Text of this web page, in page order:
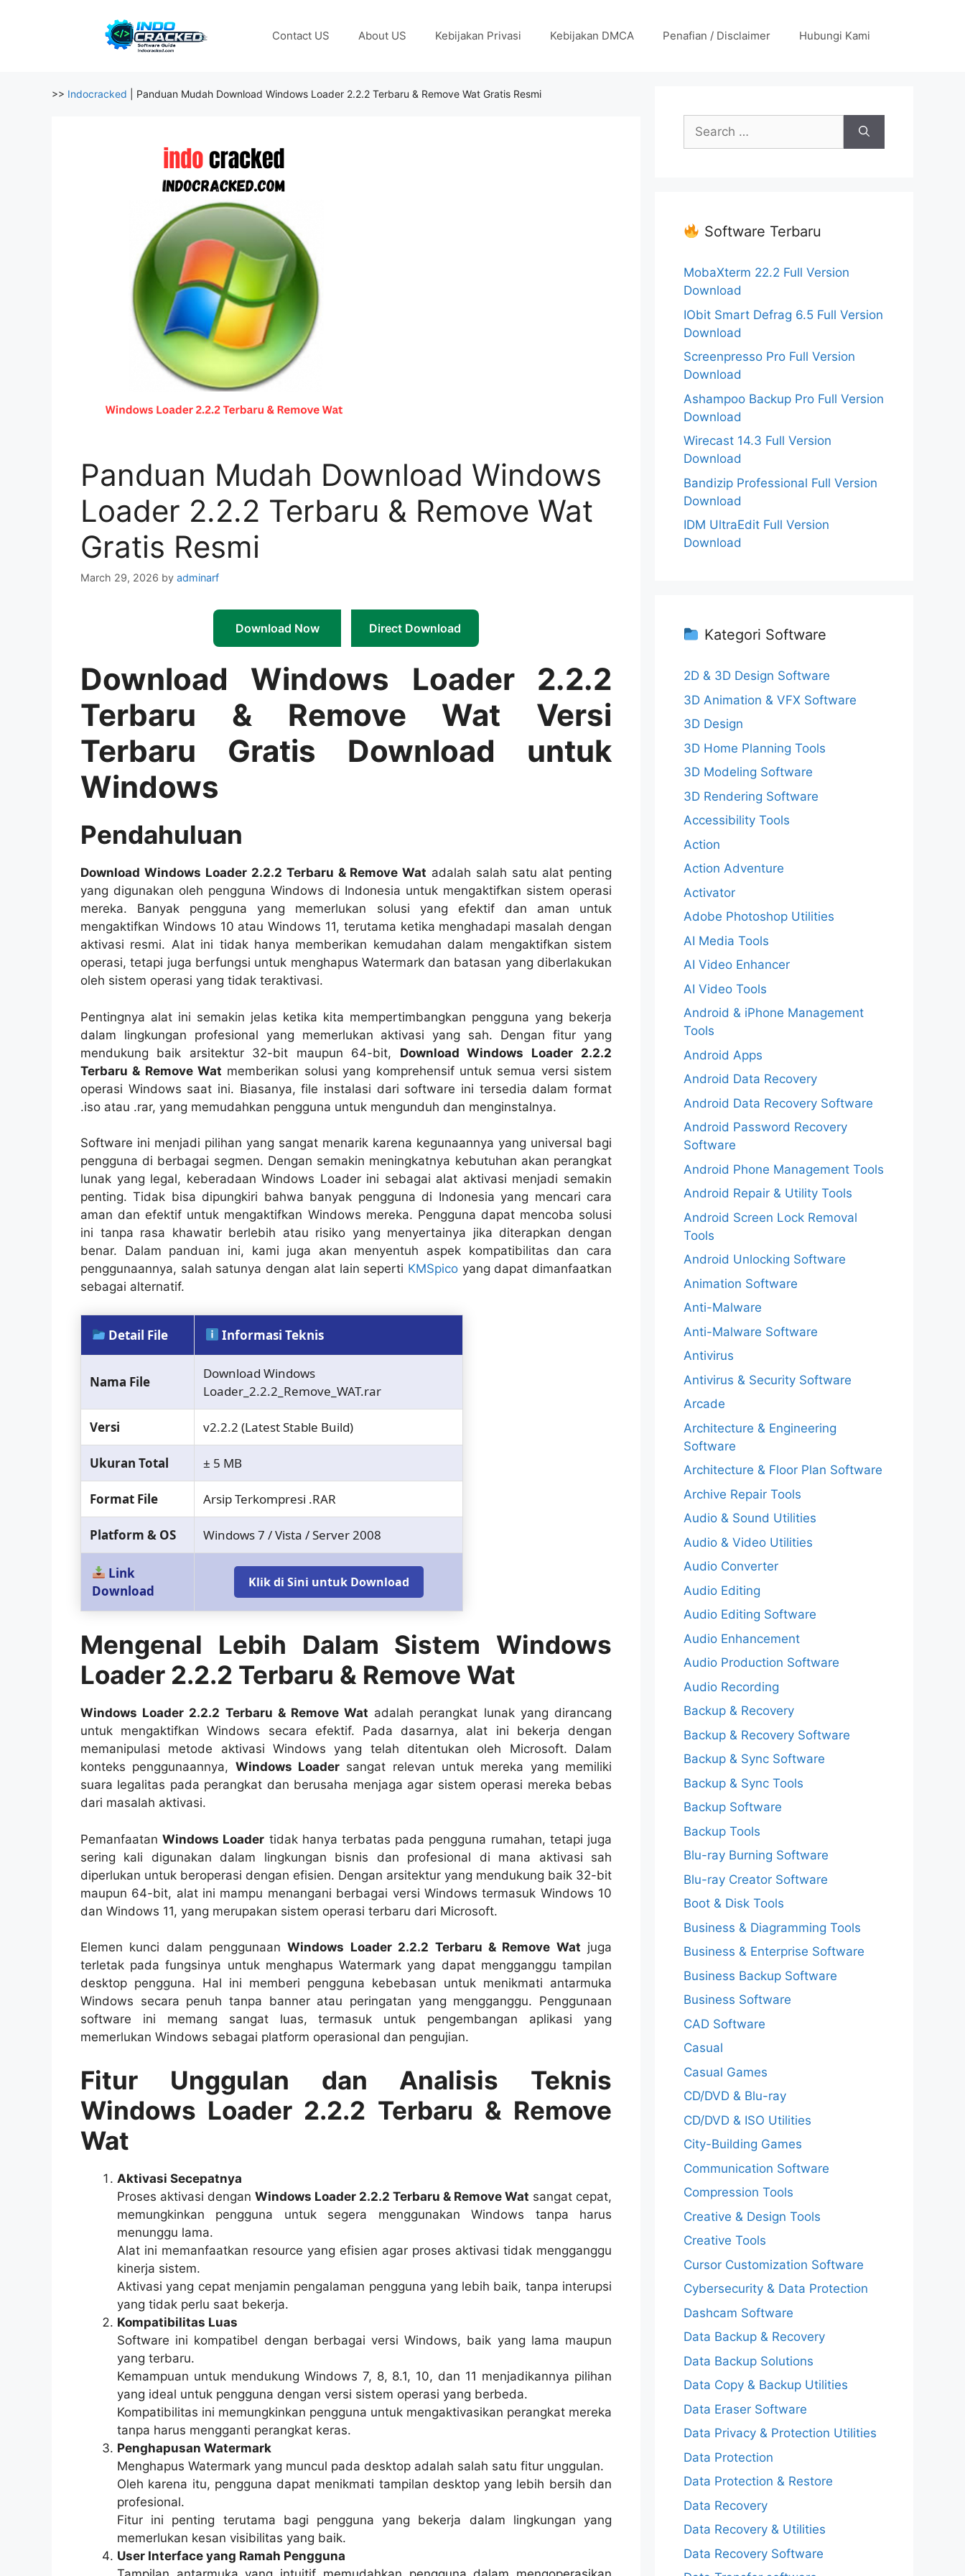
Contact US About US Kebijakan Privasi Kebijakan DMCA Penafian / Disclaimer Hubungi Kami
>> Indocracked Panduan Mudah Download Windows Loader 2.2.2 Terbaru & Remove Wat Gratis Resmi
Panduan Mudah Download Windows
Loader 2.2.2 Terbaru & Remove Wat
Gratis Resmi
March 29, 2026 by adminarf
Download Now Direct Download
Download Windows Loader 2.2.2
Terbaru & Remove Wat Versi
Terbaru Gratis Download untuk
Windows
Pendahuluan
Download Windows Loader 2.2.2 Terbaru & Remove Wat adalah salah satu alat penting
yang digunakan oleh pengguna Windows di Indonesia untuk mengaktifkan sistem operasi
mereka. Banyak pengguna yang memerlukan solusi yang efektif dan aman untuk
mengaktifkan Windows 10 atau Windows 11, terutama ketika menghadapi masalah dengan
aktivasi resmi. Alat ini tidak hanya memberikan kemudahan dalam mengaktifkan sistem
operasi, tetapi juga berfungsi untuk menghapus Watermark dan batasan yang diberlakukan
oleh sistem operasi yang tidak teraktivasi.
Pentingnya alat ini semakin jelas ketika kita mempertimbangkan pengguna yang bekerja
dalam lingkungan profesional yang memerlukan aktivasi yang sah. Dengan fitur yang
mendukung baik arsitektur 32-bit maupun 64-bit, Download Windows Loader
2.2.2
Terbaru & Remove Wat memberikan solusi yang komprehensif untuk semua versi sistem
operasi Windows saat ini. Biasanya, file instalasi dari software ini tersedia dalam format
.iso atau .rar, yang memudahkan pengguna untuk mengunduh dan menginstalnya.
Software ini menjadi pilihan yang sangat menarik karena kegunaannya yang universal bagi
pengguna di berbagai segmen. Dengan semakin meningkatnya kebutuhan akan perangkat
lunak yang legal, keberadaan Windows Loader ini sebagai alat aktivasi menjadi semakin
penting. Tidak bisa dipungkiri bahwa banyak pengguna di Indonesia yang mencari cara
aman dan efektif untuk mengaktifkan Windows mereka. Pengguna dapat mencoba solusi
ini tanpa rasa khawatir berlebih atau risiko yang menyertainya jika diterapkan dengan
benar. Dalam panduan ini, kami juga akan menyentuh aspek kompatibilitas dan cara
penggunaannya, salah satunya dengan alat lain seperti KMSpicoyang dapat dimanfaatkan
sebagai alternatif.
Detail File Informasi Teknis
Nama File
Download Windows
Loader_2.2.2_Remove_WAT.rar
Versi v2.2.2 (Latest Stable Build)
Ukuran Total ± 5 MB
Format File Arsip Terkompresi .RAR
Platform & OS Windows 7 / Vista / Server 2008
Link
Download
Klik di Sini untuk Download
Mengenal Lebih Dalam Sistem Windows
Loader 2.2.2 Terbaru & Remove Wat
Windows Loader 2.2.2 Terbaru & Remove Wat adalah perangkat lunak yang dirancang
untuk mengaktifkan Windows secara efektif. Pada dasarnya, alat ini bekerja dengan
memanipulasi metode aktivasi Windows yang telah ditentukan oleh Microsoft. Dalam
konteks penggunaannya, Windows Loader sangat relevan untuk mereka yang memiliki
suara legalitas pada perangkat dan berusaha menjaga agar sistem operasi mereka bebas
dari masalah aktivasi.
PemanfaatanWindows Loader tidak hanya terbatas pada pengguna rumahan, tetapi juga
sering kali digunakan dalam lingkungan bisnis dan profesional di mana aktivasi sah
diperlukan untuk beroperasi dengan efisien. Dengan arsitektur yang mendukung baik 32-bit
maupun 64-bit, alat ini mampu menangani berbagai versi Windows termasuk Windows 10
dan Windows 11, yang merupakan sistem operasi terbaru dari Microsoft.
Elemen kunci dalam penggunaanWindows Loader 2.2.2 Terbaru & Remove Wat juga
terletak pada fungsinya untuk menghapus Watermark yang dapat mengganggu tampilan
desktop pengguna. Hal ini memberi pengguna kebebasan untuk menikmati antarmuka
Windows secara penuh tanpa banner atau peringatan yang mengganggu. Penggunaan
software ini memang sangat luas, termasuk untuk pengembangan aplikasi yang
memerlukan Windows sebagai platform operasional dan pengujian.
Fitur Unggulan dan Analisis Teknis
Windows Loader 2.2.2 Terbaru & Remove
Wat
Aktivasi Secepatnya
Proses aktivasi dengan Windows Loader 2.2.2 Terbaru & Remove Wat sangat cepat,
memungkinkan pengguna untuk segera menggunakan Windows tanpa harus
menunggu lama.
Alat ini memanfaatkan resource yang efisien agar proses aktivasi tidak mengganggu
kinerja sistem.
Aktivasi yang cepat menjamin pengalaman pengguna yang lebih baik, tanpa interupsi
yang tidak perlu saat bekerja.
Kompatibilitas Luas
Software ini kompatibel dengan berbagai versi Windows, baik yang lama maupun
yang terbaru.
Kemampuan untuk mendukung Windows 7, 8, 8.1, 10, dan 11 menjadikannya pilihan
yang ideal untuk pengguna dengan versi sistem operasi yang berbeda.
Kompatibilitas ini memungkinkan pengguna untuk mengaktivasikan perangkat mereka
tanpa harus mengganti perangkat keras.
Penghapusan Watermark
Menghapus Watermark yang muncul pada desktop adalah salah satu fitur unggulan.
Oleh karena itu, pengguna dapat menikmati tampilan desktop yang lebih bersih dan
profesional.
Fitur ini penting terutama bagi pengguna yang bekerja dalam lingkungan yang
memerlukan kesan visibilitas yang baik.
User Interface yang Ramah Pengguna
Search
for:
Software Terbaru
MobaXterm 22.2 Full Version
Download
IObit Smart Defrag 6.5 Full Version
Download
Screenpresso Pro Full Version
Download
Ashampoo Backup Pro Full Version
Download
Wirecast 14.3 Full Version
Download
Bandizip Professional Full Version
Download
IDM UltraEdit Full Version
Download
Kategori Software
2D & 3D Design Software
3D Animation & VFX Software
3D Design
3D Home Planning Tools
3D Modeling Software
3D Rendering Software
Accessibility Tools
Action
Action Adventure
Activator
Adobe Photoshop Utilities
AI Media Tools
AI Video Enhancer
AI Video Tools
Android & iPhone Management
Tools
Android Apps
Android Data Recovery
Android Data Recovery Software
Android Password Recovery
Software
Android Phone Management Tools
Android Repair & Utility Tools
Android Screen Lock Removal
Tools
Android Unlocking Software
Animation Software
Anti-Malware
Anti-Malware Software
Antivirus
Antivirus & Security Software
Arcade
Architecture & Engineering
Software
Architecture & Floor Plan Software
Archive Repair Tools
Audio & Sound Utilities
Audio & Video Utilities
Audio Converter
Audio Editing
Audio Editing Software
Audio Enhancement
Audio Production Software
Audio Recording
Backup & Recovery
Backup & Recovery Software
Backup & Sync Software
Backup & Sync Tools
Backup Software
Backup Tools
Blu-ray Burning Software
Blu-ray Creator Software
Boot & Disk Tools
Business & Diagramming Tools
Business & Enterprise Software
Business Backup Software
Business Software
CAD Software
Casual
Casual Games
CD/DVD & Blu-ray
CD/DVD & ISO Utilities
City-Building Games
Communication Software
Compression Tools
Creative & Design Tools
Creative Tools
Cursor Customization Software
Cybersecurity & Data Protection
Dashcam Software
Data Backup & Recovery
Data Backup Solutions
Data Copy & Backup Utilities
Data Eraser Software
Data Privacy & Protection Utilities
Data Protection
Data Protection & Restore
Data Recovery
Data Recovery & Utilities
Data Recovery Software